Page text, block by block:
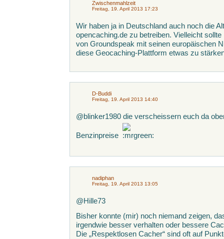
Zwischenmahlzeit
Freitag, 19. April 2013 17:23
Wir haben ja in Deutschland auch noch die
opencaching.de zu betreiben. Vielleicht
von Groundspeak mit seinen europäischen
diese Geocaching-Plattform etwas zu
D-Buddi
Freitag, 19. April 2013 14:40
@blinker1980 die verscheissern euch da
Benzinpreise
nadiphan
Freitag, 19. April 2013 13:05
@Hille73
Bisher konnte (mir) noch niemand zeigen,
irgendwie besser verhalten oder bessere
Die „Respektlosen Cacher“ sind oft auf